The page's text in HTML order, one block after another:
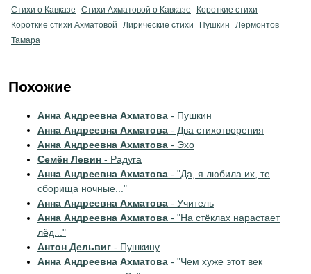
Стихи о Кавказе
Стихи Ахматовой о Кавказе
Короткие стихи
Короткие стихи Ахматовой
Лирические стихи Пушкин
Лермонтов
Тамара
Похожие
Анна Андреевна Ахматова - Пушкин
Анна Андреевна Ахматова - Два стихотворения
Анна Андреевна Ахматова - Эхо
Семён Левин - Радуга
Анна Андреевна Ахматова - "Да, я любила их, те
сборища ночные..."
Анна Андреевна Ахматова - Учитель
Анна Андреевна Ахматова - "На стёклах нарастает
лёд..."
Антон Дельвиг - Пушкину
Анна Андреевна Ахматова - "Чем хуже этот век